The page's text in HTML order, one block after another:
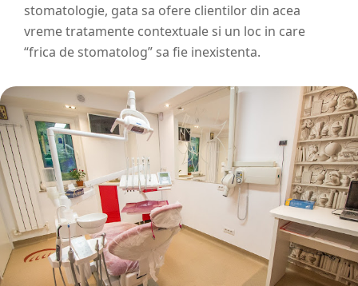
stomatologie, gata sa ofere clientilor din acea
vreme tratamente contextuale si un loc in care
“frica de stomatolog” sa fie inexistenta.